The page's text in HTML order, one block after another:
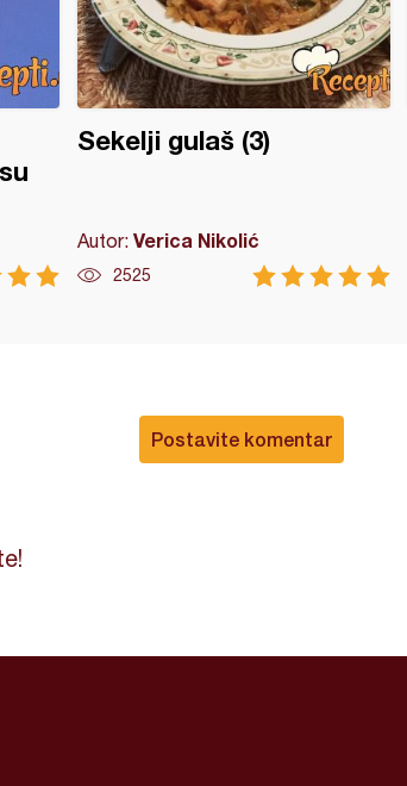
Sekelji gulaš (3)
Autor: Verica Nikolić
2525
Postavite komentar